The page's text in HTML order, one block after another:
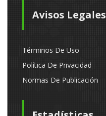
Avisos Legales
Términos De Uso
Política De Privacidad
Normas De Publicación